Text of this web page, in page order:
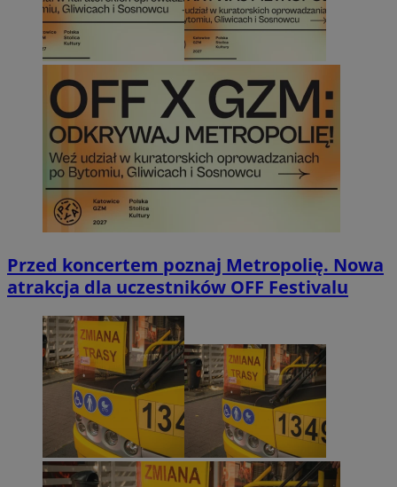
Przed koncertem poznaj Metropolię. Nowa
atrakcja dla uczestników OFF Festivalu